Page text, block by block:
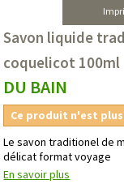
Savon liquide
coquelicot 100ml
DU BAIN
Ce produit n'est
Le savon traditionel de
délicat format voyage
En savoir plus